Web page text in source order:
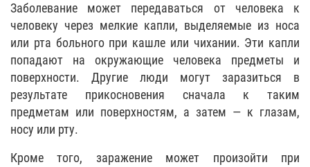
Заболевание может передаваться от человека к
человеку через мелкие капли, выделяемые из носа
или рта больного при кашле или чихании. Эти капли
попадают на окружающие человека предметы и
поверхности. Другие люди могут заразиться в
результате прикосновения сначала к таким
предметам или поверхностям, а затем — к глазам,
носу или рту.
Кроме того, заражение может произойти при